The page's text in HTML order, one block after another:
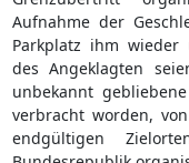
Aufnahme der
Parkplatz ihm wieder
des Angeklagten
unbekannt
verbracht worden,
endgültigen